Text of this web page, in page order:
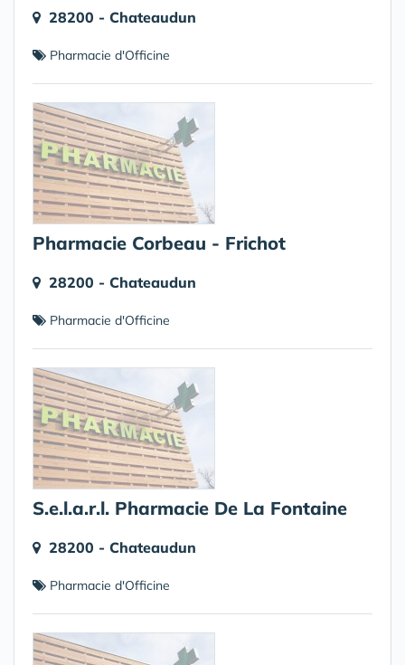
28200 - Chateaudun
Pharmacie d'Officine
Pharmacie Corbeau - Frichot
28200 - Chateaudun
Pharmacie d'Officine
S.e.l.a.r.l. Pharmacie De La Fontaine
28200 - Chateaudun
Pharmacie d'Officine